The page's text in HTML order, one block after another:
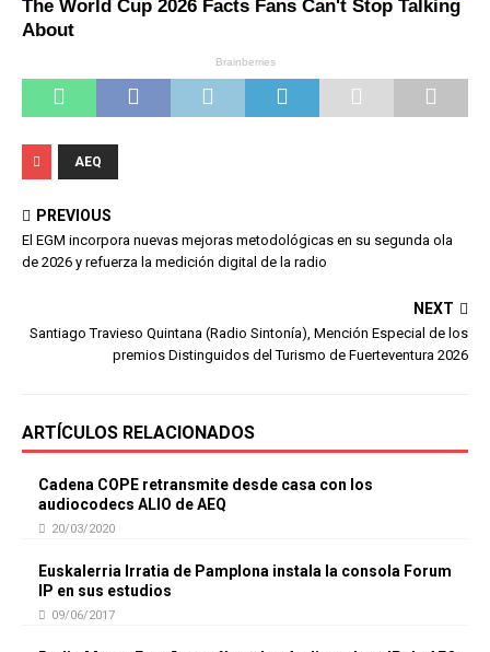
AEQ
PREVIOUS
El EGM incorpora nuevas mejoras metodológicas en su segunda ola
de 2026 y refuerza la medición digital de la radio
NEXT
Santiago Travieso Quintana (Radio Sintonía), Mención Especial de los
premios Distinguidos del Turismo de Fuerteventura 2026
ARTÍCULOS RELACIONADOS
Cadena COPE retransmite desde casa con los
audiocodecs ALIO de AEQ
20/03/2020
Euskalerria Irratia de Pamplona instala la consola Forum
IP en sus estudios
09/06/2017